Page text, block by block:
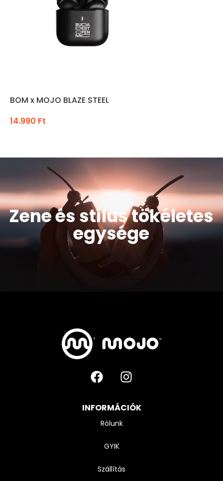
BOM x MOJO BLAZE STEEL
14.990 Ft
Zene és stílus tökéletes
egysége
INFORMÁCIÓK
Rólunk
GYIK
Szállítás